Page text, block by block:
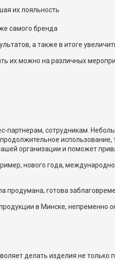
их лояльность
самого бренда
а также в итоге
их можно на различных
партнерам, сотрудникам.
организации и поможет
нового года,
продумана, готова
в Минске,
делать изделия не